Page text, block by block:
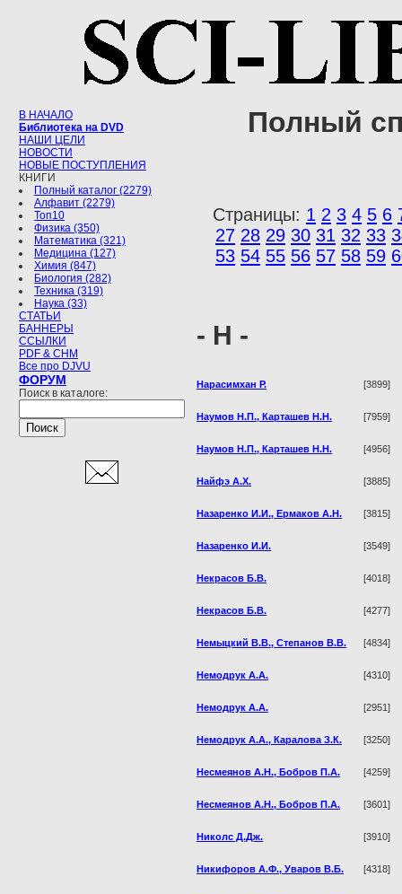
В НАЧАЛО
Библиотека на DVD
НАШИ ЦЕЛИ
НОВОСТИ
НОВЫЕ ПОСТУПЛЕНИЯ
КНИГИ
Полный каталог (2279)
Алфавит (2279)
Топ10
Физика (350)
Математика (321)
Медицина (127)
Химия (847)
Биология (282)
Техника (319)
Наука (33)
СТАТЬИ
БАННЕРЫ
ССЫЛКИ
PDF & CHM
Все про DJVU
ФОРУМ
Поиск в каталоге:
Полный
Страницы: 1 2 3 4 5 6
27 28 29 30 31 32 33
53 54 55 56 57 58 59
- Н -
Нарасимхан Р. [3899]
Наумов Н.П., Карташев Н.Н. [7959]
Наумов Н.П., Карташев Н.Н. [4956]
Найфэ А.Х. [3885]
Назаренко И.И., Ермаков А.Н. [3815]
Назаренко И.И. [3549]
Некрасов Б.В. [4018]
Некрасов Б.В. [4277]
Немыцкий В.В., Степанов В.В. [4834]
Немодрук А.А. [4310]
Немодрук А.А. [2951]
Немодрук А.А., Каралова З.К. [3250]
Несмеянов А.Н., Бобров П.А. [4259]
Несмеянов А.Н., Бобров П.А. [3601]
Николс Д.Дж. [3910]
Никифоров А.Ф., Уваров В.Б. [4318]